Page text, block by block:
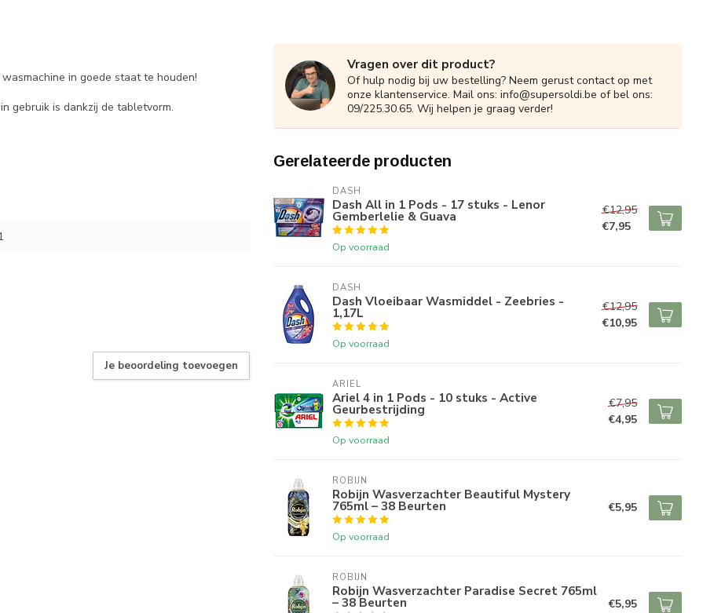
in goede staat te houden!
gebruik is dankzij de tabletvorm.
Je beoordeling toevoegen
Vragen over dit product?
Of hulp nodig bij uw bestelling? Neem gerust contact op met
onze klantenservice. Mail ons: info@supersoldi.be of bel ons:
09/225.30.65. Wij helpen je graag verder!
Gerelateerde producten
DASH
Dash All in 1 Pods - 17 stuks - Lenor
Gemberlelie & Guava
Op voorraad
€12,95
€7,95
DASH
Dash Vloeibaar Wasmiddel - Zeebries -
1,17L
Op voorraad
€12,95
€10,95
ARIEL
Ariel 4 in 1 Pods - 10 stuks - Active
Geurbestrijding
Op voorraad
€7,95
€4,95
ROBIJN
Robijn Wasverzachter Beautiful Mystery
765ml – 38 Beurten
Op voorraad
€5,95
ROBIJN
Robijn Wasverzachter Paradise Secret 765ml
– 38 Beurten €5,95